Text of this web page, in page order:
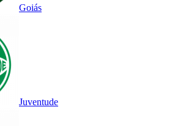
Goiás
Juventude